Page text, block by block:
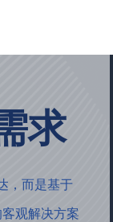
求
，而是基于
观解决方案